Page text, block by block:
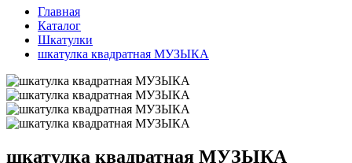
Главная
Каталог
Шкатулки
шкатулка квадратная МУЗЫКА
шкатулка квадратная МУЗЫКА